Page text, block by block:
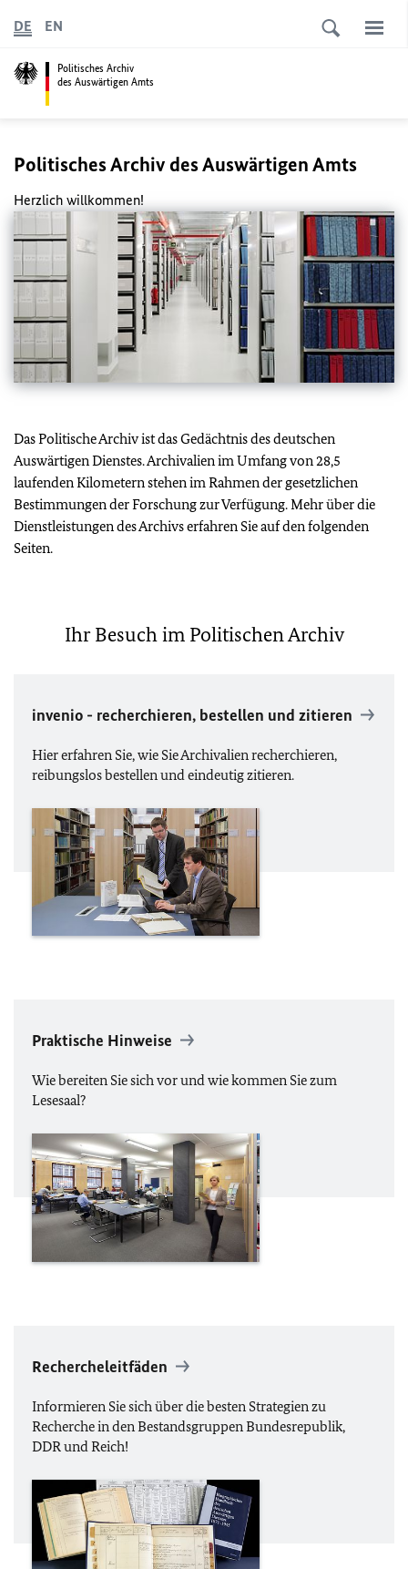
Politisches Archiv
des Auswärtigen Amts
DE EN
Politisches Archiv des Auswärtigen Amts
Herzlich willkommen!
Das Politische Archiv ist das Gedächtnis des deutschen
Auswärtigen Dienstes. Archivalien im Umfang von 28,5
laufenden Kilometern stehen im Rahmen der gesetzlichen
Bestimmungen der Forschung zur Verfügung. Mehr über die
Dienstleistungen des Archivs erfahren Sie auf den folgenden
Seiten.
Ihr Besuch im Politischen Archiv
invenio - recherchieren, bestellen und zitieren
Hier erfahren Sie, wie Sie Archivalien recherchieren,
reibungslos bestellen und eindeutig zitieren.
Praktische Hinweise
Wie bereiten Sie sich vor und wie kommen Sie zum
Lesesaal?
Rechercheleitfäden
Informieren Sie sich über die besten Strategien zu
Recherche in den Bestandsgruppen Bundesrepublik,
DDRund Reich!